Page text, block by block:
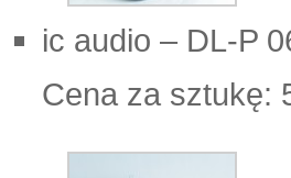
ic audio – DL-P
Cena za sztukę: